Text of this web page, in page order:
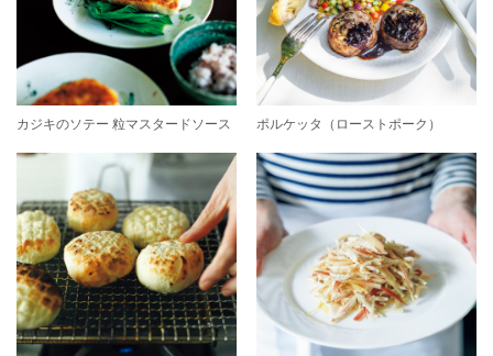
カジキのソテー 粒マスタードソース ポルケッタ（ローストポーク）